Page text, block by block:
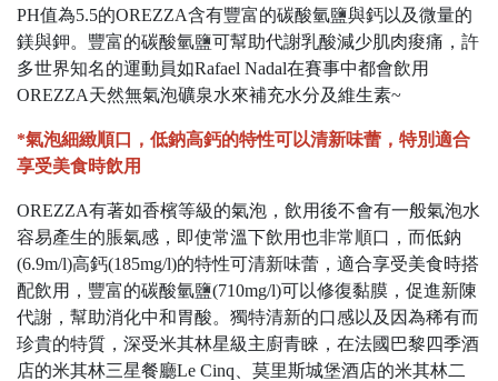
PH值為5.5的OREZZA含有豐富的碳酸氫鹽與鈣以及微量的
鎂與鉀。豐富的碳酸氫鹽可幫助代謝乳酸減少肌肉痠痛，許
多世界知名的運動員如Rafael Nadal在賽事中都會飲用
OREZZA天然無氣泡礦泉水來補充水分及維生素~
*氣泡細緻順口，低鈉高鈣的特性可以清新味蕾，特別適合
享受美食時飲用
OREZZA有著如香檳等級的氣泡，飲用後不會有一般氣泡水
容易產生的脹氣感，即使常溫下飲用也非常順口，而低鈉
(6.9m/l)高鈣(185mg/l)的特性可清新味蕾，適合享受美食時搭
配飲用，豐富的碳酸氫鹽(710mg/l)可以修復黏膜，促進新陳
代謝，幫助消化中和胃酸。獨特清新的口感以及因為稀有而
珍貴的特質，深受米其林星級主廚青睞，在法國巴黎四季酒
店的米其林三星餐廳Le Cinq、莫里斯城堡酒店的米其林二